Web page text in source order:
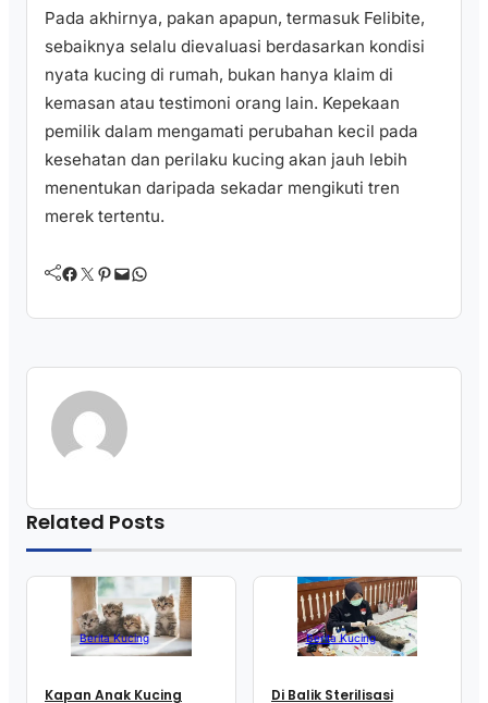
Pada akhirnya, pakan apapun, termasuk Felibite,
sebaiknya selalu dievaluasi berdasarkan kondisi
nyata kucing di rumah, bukan hanya klaim di
kemasan atau testimoni orang lain. Kepekaan
pemilik dalam mengamati perubahan kecil pada
kesehatan dan perilaku kucing akan jauh lebih
menentukan daripada sekadar mengikuti tren
merek tertentu.
Facebook Twitter Pinterest Mail WhatsApp
Related Posts
Berita Kucing
Kapan Anak Kucing
Berita Kucing
Di Balik Sterilisasi